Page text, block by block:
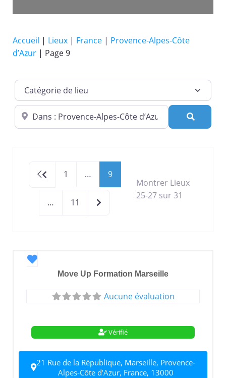
Accueil | Lieux | France | Provence-Alpes-Côte
d’Azur | Page 9
Catégorie de lieu
Dans quelle ville ?
Newer posts
1 … 9
… 11 Older posts
Montrer Lieux
25-27 sur 31
Favori
Move Up Formation Marseille
Aucune évaluation
Vérifié
21 Rue de la République, Marseille, Provence-
Alpes-Côte d’Azur, France, 13000